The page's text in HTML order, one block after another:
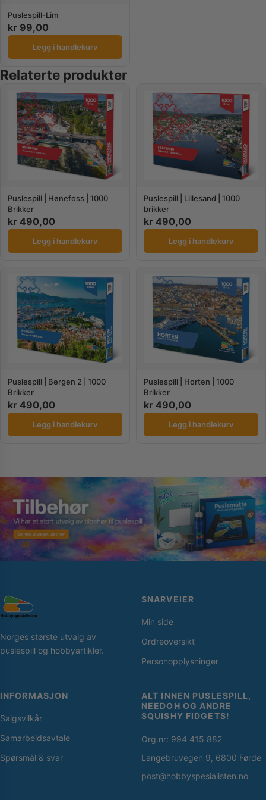
Puslespill-Lim
kr 99,00
Legg i handlekurv
Relaterte produkter
Puslespill | Hønefoss | 1000
Brikker
kr 490,00
Legg i handlekurv
Puslespill | Lillesand | 1000
brikker
kr 490,00
Legg i handlekurv
Puslespill | Bergen 2 | 1000
Brikker
kr 490,00
Legg i handlekurv
Puslespill | Horten | 1000
Brikker
kr 490,00
Legg i handlekurv
Norges største utvalg av
puslespill og hobbyartikler.
SNARVEIER
Min side
Ordreoversikt
Personopplysninger
INFORMASJON
Salgsvilkår
Samarbeidsavtale
Spørsmål & svar
ALT INNEN PUSLESPILL,
NEEDOH OG ANDRE
SQUISHY FIDGETS!
Org.nr: 994 415 882
Langebruvegen 9, 6800 Førde
post@hobbyspesialisten.no